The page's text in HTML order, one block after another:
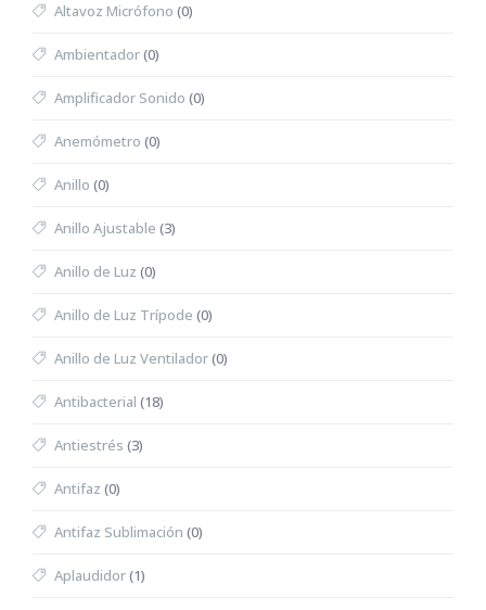
Altavoz Micrófono (0)
Ambientador(0)
Amplificador Sonido (0)
Anemómetro (0)
Anillo (0)
Anillo Ajustable (3)
Anillo de Luz (0)
Anillo de Luz Trípode (0)
Anillo de Luz Ventilador(0)
Antibacterial (18)
Antiestrés (3)
Antifaz (0)
Antifaz Sublimación (0)
Aplaudidor(1)